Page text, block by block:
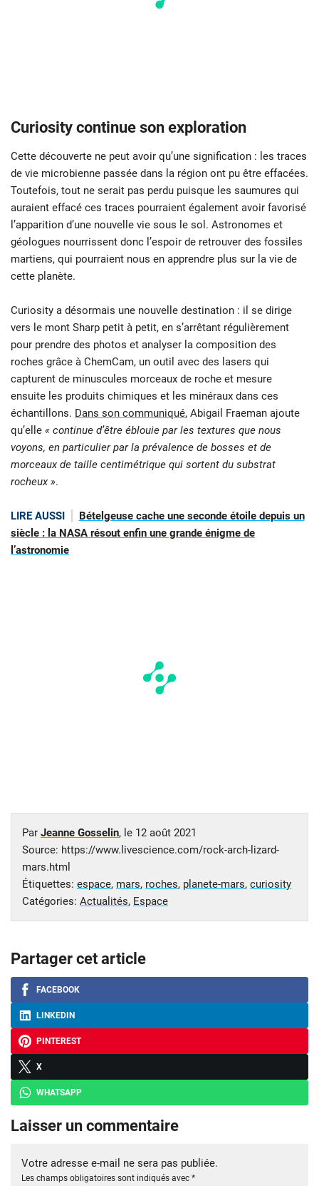
Curiosity continue son exploration
Cette découverte ne peut avoir qu’une signification : les traces
de vie microbienne passée dans la région ont pu être effacées.
Toutefois, tout ne serait pas perdu puisque les saumures qui
auraient effacé ces traces pourraient également avoir favorisé
l’apparition d’une nouvelle vie sous le sol. Astronomes et
géologues nourrissent donc l’espoir de retrouver des fossiles
martiens, qui pourraient nous en apprendre plus sur la vie de
cette planète.
Curiosity a désormais une nouvelle destination : il se dirige
vers le mont Sharp petit à petit, en s’arrêtant régulièrement
pour prendre des photos et analyser la composition des
roches grâce à ChemCam, un outil avec des lasers qui
capturent de minuscules morceaux de roche et mesure
ensuite les produits chimiques et les minéraux dans ces
échantillons. Dans son communiqué, Abigail Fraeman ajoute
qu’elle « continue d’être éblouie par les textures que nous
voyons, en particulier par la prévalence de bosses et de
morceaux de taille centimétrique qui sortent du substrat
rocheux ».
LIRE AUSSI
Bételgeuse cache une seconde étoile depuis un
siècle : la NASA résout enfin une grande énigme de
l’astronomie
Par Jeanne Gosselin, le 12 août 2021
Source: https://www.livescience.com/rock-arch-lizard-
mars.html
Étiquettes: espace, mars, roches, planete-mars, curiosity
Catégories: Actualités, Espace
Partager cet article
FACEBOOK
LINKEDIN
PINTEREST
X
WHATSAPP
Laisser un commentaire
Votre adresse e-mail ne sera pas publiée.
Les champs obligatoires sont indiqués avec *